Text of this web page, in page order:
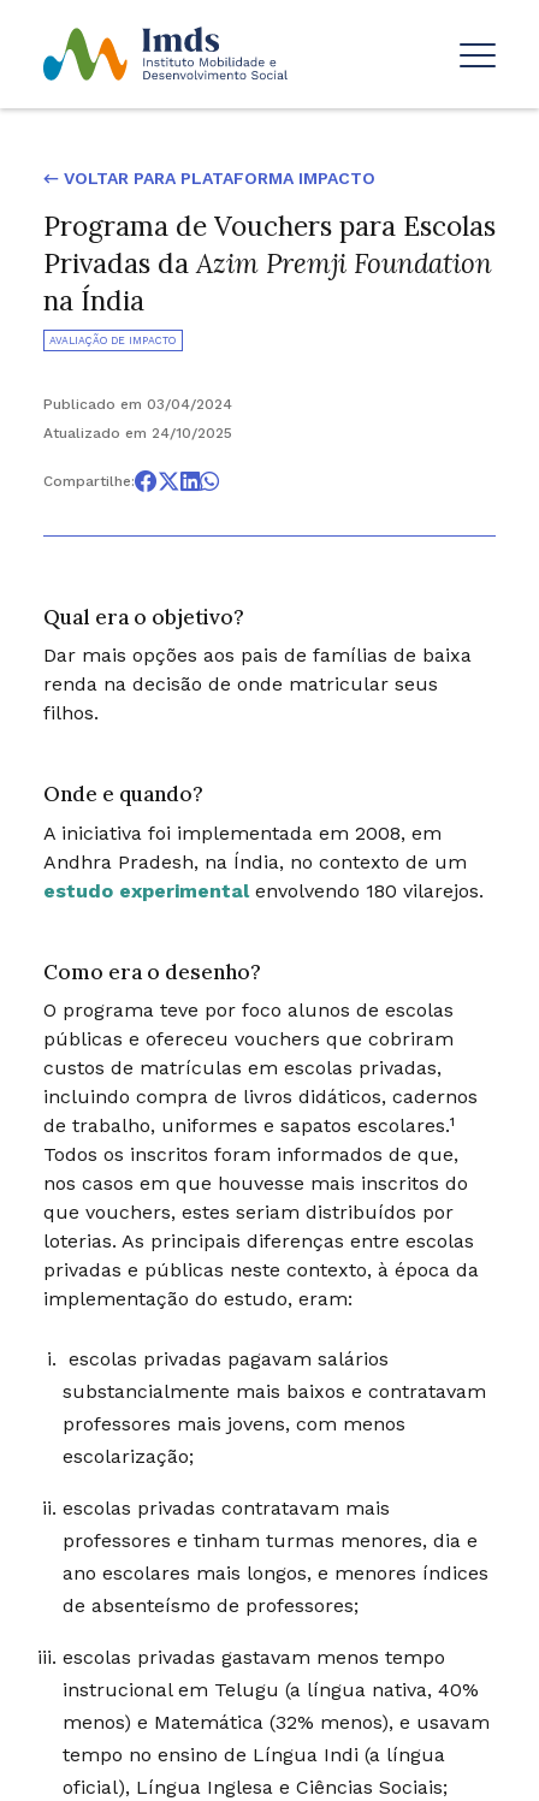
← VOLTAR PARA PLATAFORMA IMPACTO
Programa de Vouchers para Escolas
Privadas daAzim Premji Foundation
na Índia
AVALIAÇÃO DE IMPACTO
Publicado em 03/04/2024
Atualizado em 24/10/2025
Compartilhe:
Qual era o objetivo?
Dar mais opções aos pais de famílias de baixa
renda na decisão de onde matricular seus
filhos.
Onde e quando?
A iniciativa foi implementada em 2008, em
Andhra Pradesh, na Índia, no contexto de um
estudo experimentalenvolvendo 180 vilarejos.
Como era o desenho?
O programa teve por foco alunos de escolas
públicas e ofereceu vouchers que cobriram
custos de matrículas em escolas privadas,
incluindo compra de livros didáticos, cadernos
de trabalho, uniformes e sapatos escolares.¹
Todos os inscritos foram informados de que,
nos casos em que houvesse mais inscritos do
que vouchers, estes seriam distribuídos por
loterias. As principais diferenças entre escolas
privadas e públicas neste contexto, à época da
implementação do estudo, eram:
escolas privadas pagavam salários
substancialmente mais baixos e contratavam
professores mais jovens, com menos
escolarização;
escolas privadas contratavam mais
professores e tinham turmas menores, dia e
ano escolares mais longos, e menores índices
de absenteísmo de professores;
escolas privadas gastavam menos tempo
instrucional em Telugu (a língua nativa, 40%
menos) e Matemática (32% menos), e usavam
tempo no ensino de Língua Indi (a língua
oficial), Língua Inglesa e Ciências Sociais;